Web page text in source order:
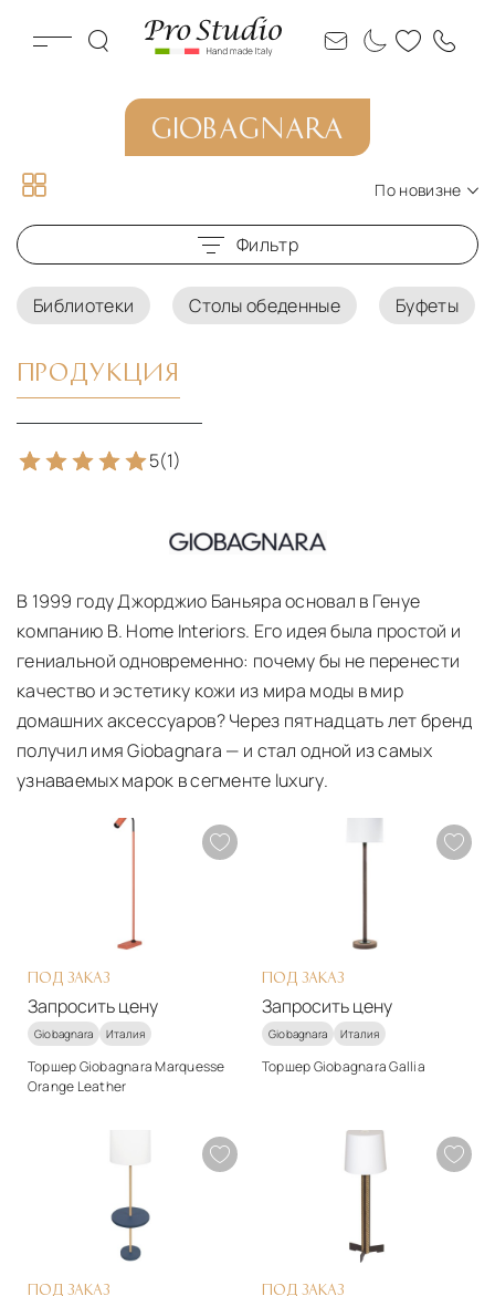
GIOBAGNARA
По новизне
По новизне
По цене по возрастанию
По цене по убыванию
Фильтр
Библиотеки Столы обеденные Буфеты
ПРОДУКЦИЯ
5(1)
О ПРОИЗВОДИТЕЛЕ GIOBAGNARA
В 1999 году Джорджио Баньяра основал в Генуе
компанию B. Home Interiors. Его идея была простой и
гениальной одновременно: почему бы не перенести
качество и эстетику кожи из мира моды в мир
домашних аксессуаров? Через пятнадцать лет бренд
получил имя Giobagnara — и стал одной из самых
узнаваемых марок в сегменте luxury.
ПОД ЗАКАЗ
Запросить цену
Giobagnara Италия
Торшер Giobagnara Marquesse
Orange Leather
Подробнее
Запросить цену
ПОД ЗАКАЗ
Запросить цену
Giobagnara Италия
Торшер Giobagnara Gallia
Натуральная кожа
Запросить цену
ПОД ЗАКАЗ ПОД ЗАКАЗ